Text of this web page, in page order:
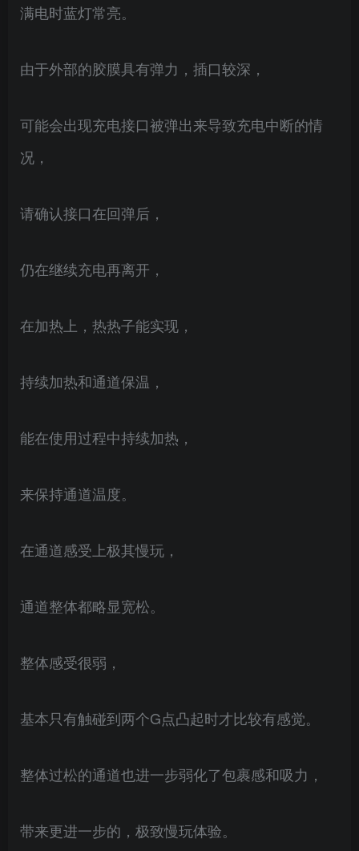
满电时蓝灯常亮。
由于外部的胶膜具有弹力，插口较深，
可能会出现充电接口被弹出来导致充电中断的情
况，
请确认接口在回弹后，
仍在继续充电再离开，
在加热上，热热子能实现，
持续加热和通道保温，
能在使用过程中持续加热，
来保持通道温度。
在通道感受上极其慢玩，
通道整体都略显宽松。
整体感受很弱，
基本只有触碰到两个G点凸起时才比较有感觉。
整体过松的通道也进一步弱化了包裹感和吸力，
带来更进一步的，极致慢玩体验。